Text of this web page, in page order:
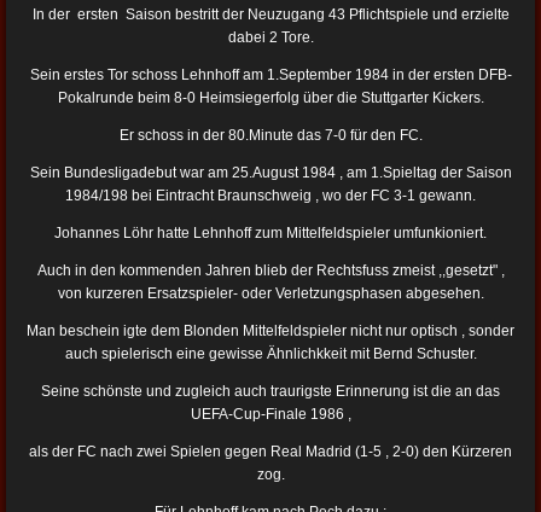
In der ersten Saison bestritt der Neuzugang 43 Pflichtspiele und erzielte
dabei 2 Tore.
Sein erstes Tor schoss Lehnhoff am 1.September 1984 in der ersten DFB-
Pokalrunde beim 8-0 Heimsiegerfolg über die Stuttgarter Kickers.
Er schoss in der 80.Minute das 7-0 für den FC.
Sein Bundesligadebut war am 25.August 1984 , am 1.Spieltag der Saison
1984/198 bei Eintracht Braunschweig , wo der FC 3-1 gewann.
Johannes Löhr hatte Lehnhoff zum Mittelfeldspieler umfunkioniert.
Auch in den kommenden Jahren blieb der Rechtsfuss zmeist ,,gesetzt" ,
von kurzeren Ersatzspieler- oder Verletzungsphasen abgesehen.
Man beschein igte dem Blonden Mittelfeldspieler nicht nur optisch , sonder
auch spielerisch eine gewisse Ähnlichkkeit mit Bernd Schuster.
Seine schönste und zugleich auch traurigste Erinnerung ist die an das
UEFA-Cup-Finale 1986 ,
als der FC nach zwei Spielen gegen Real Madrid (1-5 , 2-0) den Kürzeren
zog.